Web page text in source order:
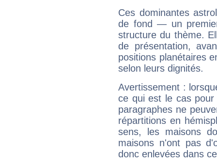
Ces dominantes
de fond — un
structure du thème.
de présentation,
positions planétaires
selon leurs dignités.
Avertissement :
ce qui est le cas
paragraphes ne
répartitions en
sens, les maisons
maisons n'ont pas
donc enlevées dans